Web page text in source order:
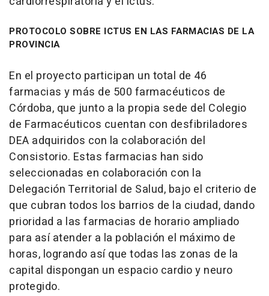
PROTOCOLO SOBRE ICTUS EN LAS FARMACIAS DE LA
PROVINCIA
En el proyecto participan un total de 46
farmacias y más de 500 farmacéuticos de
Córdoba, que junto a la propia sede del Colegio
de Farmacéuticos cuentan con desfibriladores
DEA adquiridos con la colaboración del
Consistorio. Estas farmacias han sido
seleccionadas en colaboración con la
Delegación Territorial de Salud, bajo el criterio de
que cubran todos los barrios de la ciudad, dando
prioridad a las farmacias de horario ampliado
para así atender a la población el máximo de
horas, logrando así que todas las zonas de la
capital dispongan un espacio cardio y neuro
protegido.